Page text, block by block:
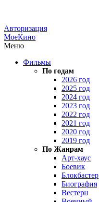
Авторизация
МоеКино
Меню
Фильмы
По годам
2026 год
2025 год
2024 год
2023 год
2022 год
2021 год
2020 год
2019 год
По Жанрам
Арт-хаус
Боевик
Блокбастер
Биография
Вестерн